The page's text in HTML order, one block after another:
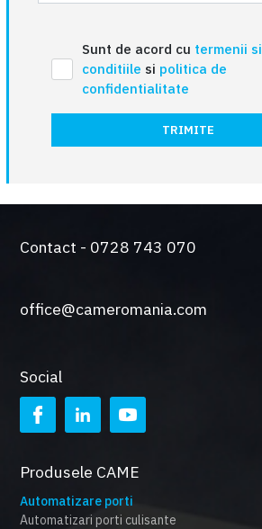
Sunt de acord cu termenii si
conditiile si politica de
confidentialitate
TRIMITE
Contact - 0728 743 070
office@cameromania.com
Social
Produsele CAME
Automatizare porti
Automatizari porti culisante